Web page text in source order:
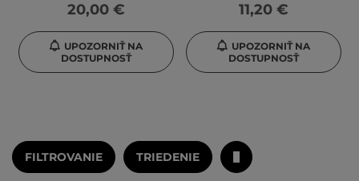
20,00 €
UPOZORNIŤ NA
DOSTUPNOSŤ
11,20 €
UPOZORNIŤ NA
DOSTUPNOSŤ
FILTROVANIE TRIEDENIE